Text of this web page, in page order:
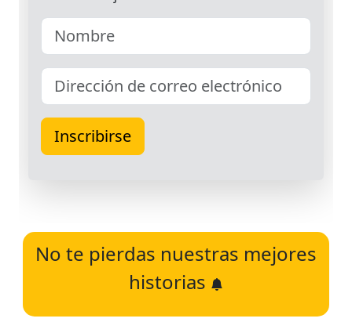
No te pierdas nuestras mejores
historias